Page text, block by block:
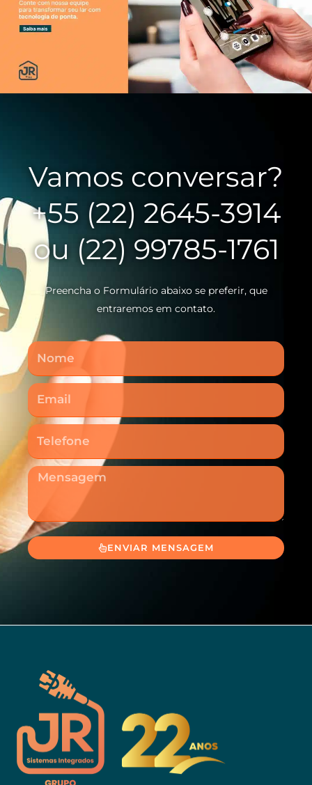
Vamos conversar?
+55 (22) 2645-3914
ou (22) 99785-1761
Preencha o Formulário abaixo se preferir, que
entraremos em contato.
Nome
Email
Telefone
Mensagem
ENVIAR MENSAGEM